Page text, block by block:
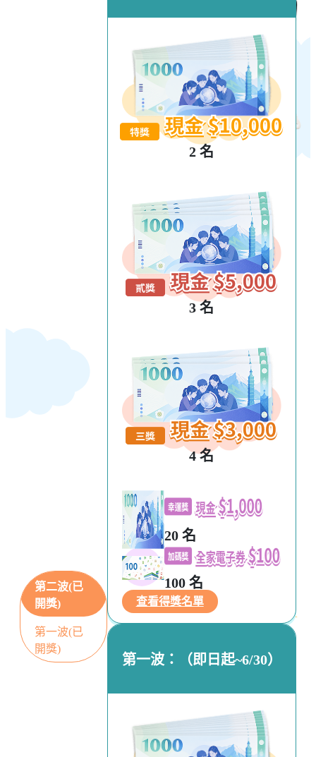
第二波(已
開獎)
第一波(已
開獎)
2 名
3 名
4 名
20 名
100 名
查看得獎名單
第一波：（即日起~6/30）